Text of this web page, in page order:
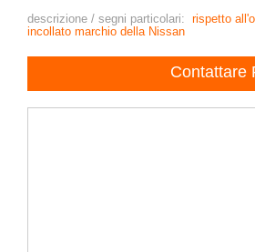
descrizione / segni particolari: rispetto
incollato marchio della Nissan
Contattare